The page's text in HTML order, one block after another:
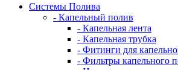
Системы Полива
- Капельный полив
- Капельная лента
- Капельная трубка
- Фитинги для
- Фильтры капельного